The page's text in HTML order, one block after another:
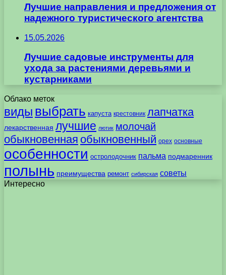
Лучшие направления и предложения от
надежного туристического агентства
15.05.2026
Лучшие садовые инструменты для
ухода за растениями деревьями и
кустарниками
Облако меток
виды выбрать капуста крестовник лапчатка
лекарственная лучшие лютик молочай
обыкновенная обыкновенный орех основные
особенности остролодочник пальма подмаренник
полынь преимущества ремонт сибирская советы
Интересно